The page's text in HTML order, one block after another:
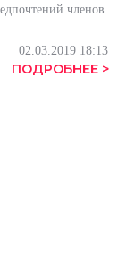
членов
02.03.2019 18:13
ПОДРОБНЕЕ >